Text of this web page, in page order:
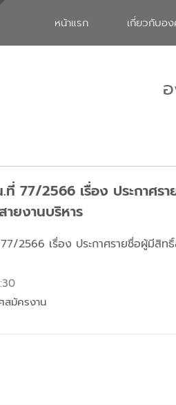
หน้าแรก เกี่ยวกับอ
.ที่ 77/2566 เรื่อง ประกา
ายงานบริหาร
2566 เรื่อง ประกาศรายชื่อผู้มี
สมัครงาน